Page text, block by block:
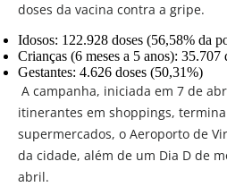
doses da vacina contra a gripe.
Idosos: 122.928 doses (56,58% da
Crianças (6 meses a 5 anos): 35.707
Gestantes: 4.626 doses (50,31%)
A campanha, iniciada em 7 de
itinerantes em shoppings,
supermercados, o Aeroporto de
da cidade, além de um Dia D de
abril.